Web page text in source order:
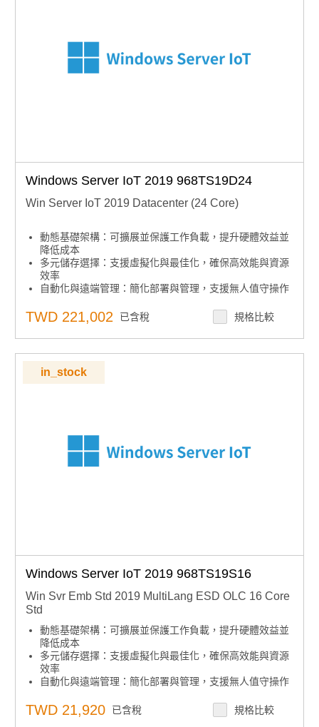
Windows Server IoT 2019 968TS19D24
Win Server IoT 2019 Datacenter (24 Core)
動態基礎架構：可擴展並保護工作負載，提升硬體效益並
降低成本
多元儲存選擇：支援虛擬化與最佳化，確保高效能與資源
效率
自動化與遠端管理：簡化部署與管理，支援無人值守操作
下單須知：嵌入式授權產品不可取消、退貨或退款，下單
前請確認型號
TWD 221,002 已含稅 規格比較
in_stock
Windows Server IoT 2019 968TS19S16
Win Svr Emb Std 2019 MultiLang ESD OLC 16 Core
Std
動態基礎架構：可擴展並保護工作負載，提升硬體效益並
降低成本
多元儲存選擇：支援虛擬化與最佳化，確保高效能與資源
效率
自動化與遠端管理：簡化部署與管理，支援無人值守操作
下單須知：嵌入式授權產品不可取消、退貨或退款，下單
前請確認型號正確
TWD 21,920 已含稅 規格比較